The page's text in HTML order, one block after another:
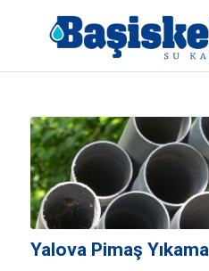
Yalova Pimaş Yıkama